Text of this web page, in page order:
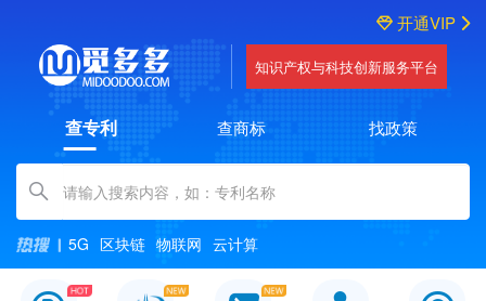
开通VIP
知识产权与科技创新服务平台
查专利 查商标 找政策
Amount (in dollars)
5G 区块链 物联网 云计算